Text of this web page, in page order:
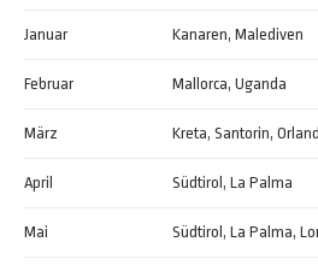
Januar Kanaren, Malediven
Februar Mallorca, Uganda
März Kreta, Santorin,
April Südtirol, La Palma
Mai Südtirol, La Palma,